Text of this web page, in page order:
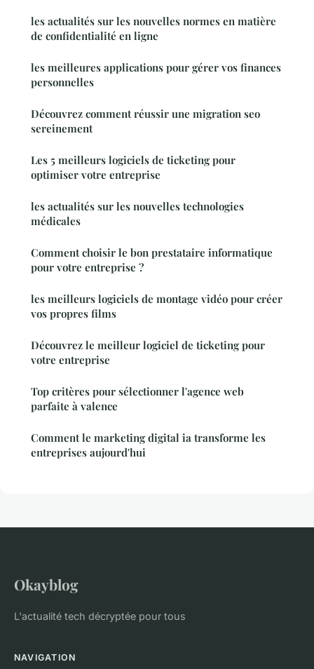
les actualités sur les nouvelles normes en matière
de confidentialité en ligne
les meilleures applications pour gérer vos finances
personnelles
Découvrez comment réussir une migration seo
sereinement
Les 5 meilleurs logiciels de ticketing pour
optimiser votre entreprise
les actualités sur les nouvelles technologies
médicales
Comment choisir le bon prestataire informatique
pour votre entreprise ?
les meilleurs logiciels de montage vidéo pour créer
vos propres films
Découvrez le meilleur logiciel de ticketing pour
votre entreprise
Top critères pour sélectionner l'agence web
parfaite à valence
Comment le marketing digital ia transforme les
entreprises aujourd'hui
Okayblog
L'actualité tech décryptée pour tous
NAVIGATION